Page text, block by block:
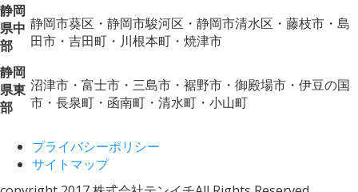
静岡
県中
部
静岡市葵区・静岡市駿河区・静岡市清水区・藤枝市・島
田市・吉田町・川根本町・焼津市
静岡
県東
部
沼津市・富士市・三島市・裾野市・御殿場市・伊豆の国
市・長泉町・函南町・清水町・小山町
プライバシーポリシー
サイトマップ